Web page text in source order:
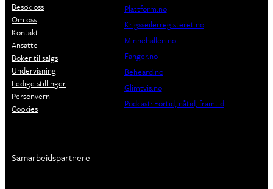
Besøk oss
Om oss
Kontakt
Ansatte
Bøker til salgs
Undervisning
Ledige stillinger
Personvern
Cookies
Plattform.no
Krigsseilerregisteret.no
Minnehallen.no
Fanger.no
Beheard.no
Glimtvis.no
Podcast: Fortid, nåtid, framtid
Samarbeidspartnere